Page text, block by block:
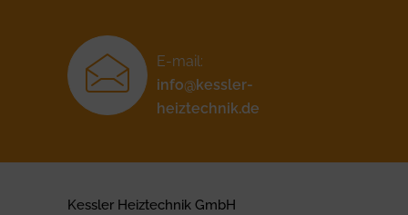
E-mail:
info@kessler-
heiztechnik.de
Kessler Heiztechnik GmbH